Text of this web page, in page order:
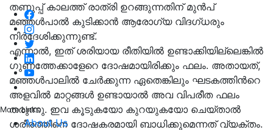
More Links
About Us
തണുപ്പ് കാലത്ത് രാത്രി ഉറങ്ങുന്നതിന് മുൻപ്
മഞ്ഞൾപാൽ കുടിക്കാൻ ആരോഗ്യ വിദഗ്ധരും
നിർദേശിക്കുന്നുണ്ട്.
എന്നാൽ, ഇത് ശരിയായ രീതിയിൽ ഉണ്ടാക്കിയില്ലെങ്കിൽ
ഗുണത്തേക്കാളേറെ ദോഷമായിരിക്കും ഫലം. അതായത്,
മഞ്ഞള്‍പാലില്‍ ചേര്‍ക്കുന്ന ഏതെങ്കിലും ഘടകത്തിന്‍റെ
അളവിൽ മാറ്റങ്ങൾ ഉണ്ടായാൽ അവ വിപരീത ഫലം
തരുന്നു. ഇവ കൂടുകയോ കുറയുകയോ ചെയ്‌താല്‍
ശരീരത്തിനെ ദോഷകരമായി ബാധിക്കുമെന്നത് വ്യക്തം.